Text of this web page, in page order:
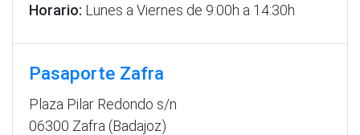
Horario: Lunes a Viernes de 9:00h a 14:30h
Pasaporte Zafra
Plaza Pilar Redondo s/n
06300 Zafra (Badajoz)